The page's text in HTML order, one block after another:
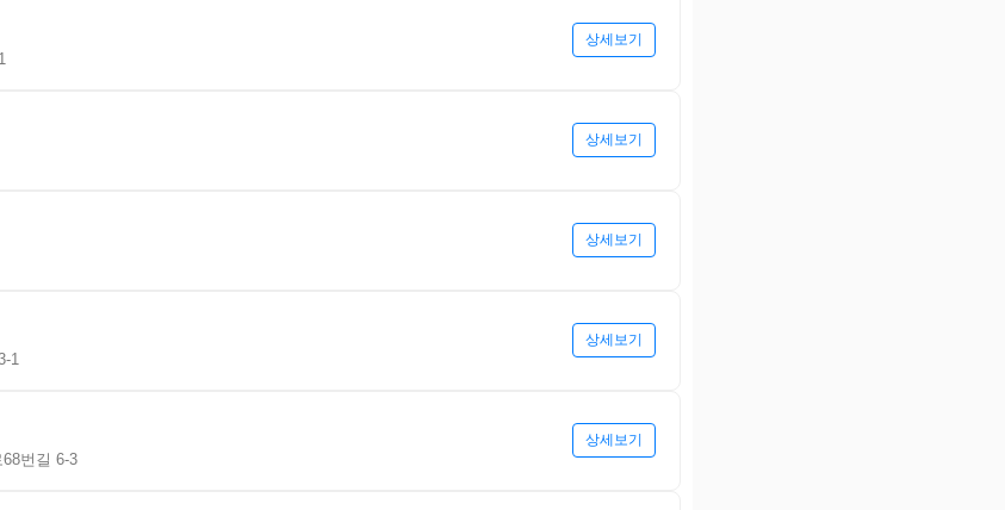
상세보기
상세보기
상세보기
1
상세보기
번길 6-3
상세보기